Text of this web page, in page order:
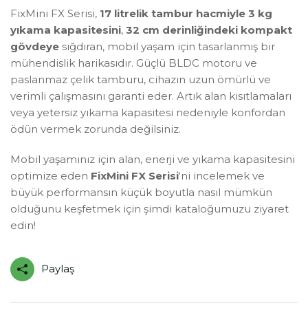
FixMini FX Serisi, 17 litrelik tambur hacmiyle 3 kg
yıkama kapasitesini, 32 cm derinliğindeki kompakt
gövdeye sığdıran, mobil yaşam için tasarlanmış bir
mühendislik harikasıdır. Güçlü BLDC motoru ve
paslanmaz çelik tamburu, cihazın uzun ömürlü ve
verimli çalışmasını garanti eder. Artık alan kısıtlamaları
veya yetersiz yıkama kapasitesi nedeniyle konfordan
ödün vermek zorunda değilsiniz.
Mobil yaşamınız için alan, enerji ve yıkama kapasitesini
optimize eden FixMini FX Serisi‘ni incelemek ve
büyük performansın küçük boyutla nasıl mümkün
olduğunu keşfetmek için şimdi kataloğumuzu ziyaret
edin!
Paylaş